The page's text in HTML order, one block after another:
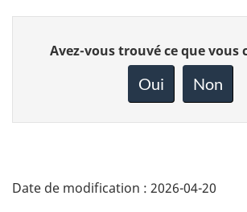
Donnez
votre
page
Avez-vous trouvé ce que vous
Oui Non
Date de modification : 2026-04-20